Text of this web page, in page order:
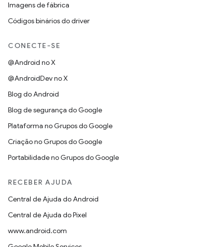
Imagens de fábrica
Códigos binários do driver
CONECTE-SE
@Android no X
@AndroidDev no X
Blog do Android
Blog de segurança do Google
Plataforma no Grupos do Google
Criação no Grupos do Google
Portabilidade no Grupos do Google
RECEBER AJUDA
Central de Ajuda do Android
Central de Ajuda do Pixel
www.android.com